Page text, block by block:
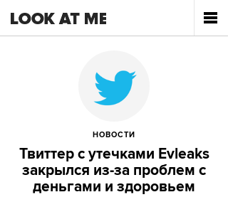
НОВОСТИ
Твиттер с утечками Evleaks
закрылся из-за проблем с
деньгами и здоровьем